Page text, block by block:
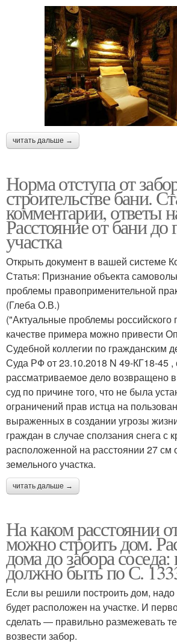
читать дальше →
Норма отступа от
строительстве бани.
комментарии, ответы
Расстояние от бани
участка
Открыть документ в вашей системе
Статья: Признание объекта
проблемы правоприменительной
(Глеба О.В.)
("Актуальные проблемы российского
качестве примера можно привести
Судебной коллегии по гражданским
Суда РФ от 23.10.2018 N 49-КГ18-45 ,
рассматриваемое дело возвращено
суд по причине того, что не была
ограничений прав истца на
выраженных в создании угрозы
граждан в случае сползания снега с
расположенной на расстоянии 27 см
земельного участка.
читать дальше →
На каком расстоянии
можно строить дом.
дома до забора
должно быть по С.
Если вы решили построить дом, надо
будет расположен на участке. И
сделать ― правильно размежевать
возвести забор.